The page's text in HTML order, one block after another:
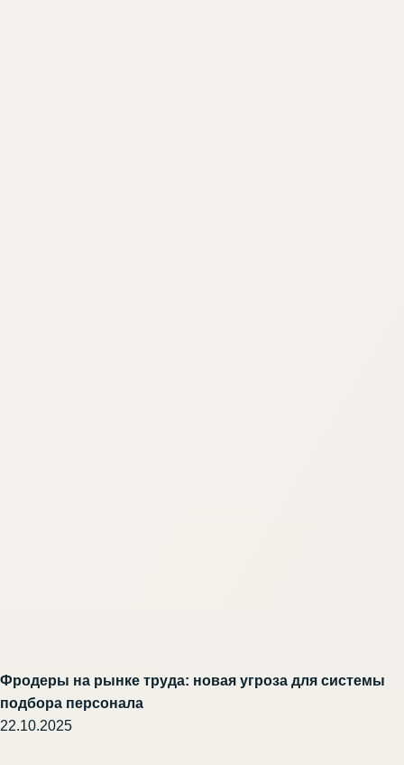
Фродеры на рынке труда: новая угроза для системы
подбора персонала
22.10.2025